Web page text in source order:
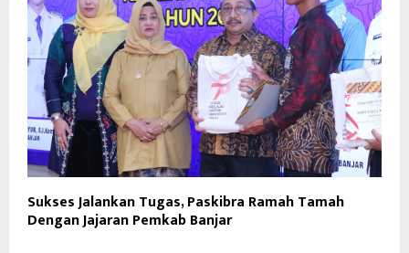
Sukses Jalankan Tugas, Paskibra Ramah Tamah
Dengan Jajaran Pemkab Banjar